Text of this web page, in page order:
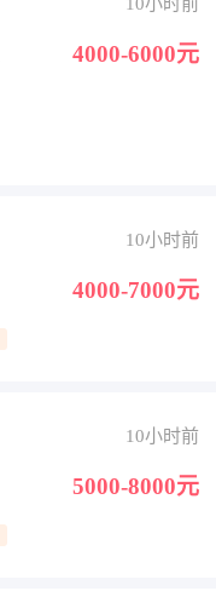
4000-6000元
10小时前
4000-7000元
10小时前
5000-8000元